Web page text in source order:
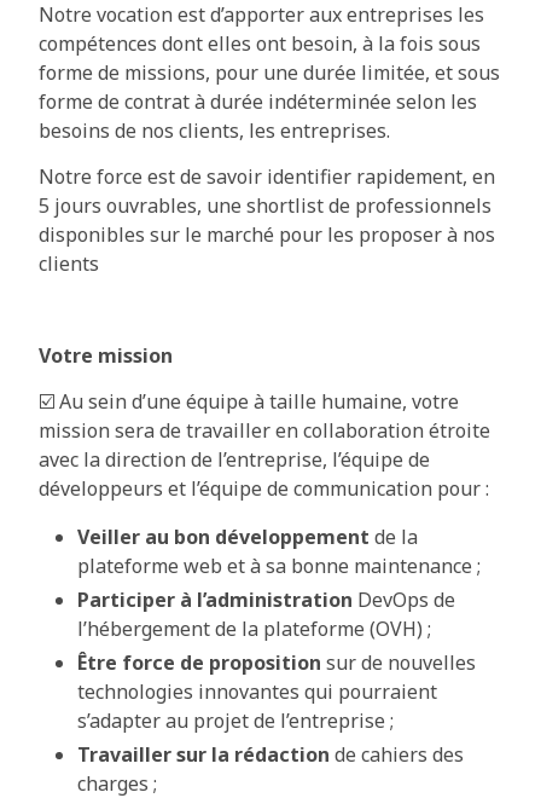
Notre vocation est d’apporter aux entreprises les
compétences dont elles ont besoin, à la fois sous
forme de missions, pour une durée limitée, et sous
forme de contrat à durée indéterminée selon les
besoins de nos clients, les entreprises.
Notre force est de savoir identifier rapidement, en
5 jours ouvrables, une shortlist de professionnels
disponibles sur le marché pour les proposer à nos
clients
Votre mission
☑️Au sein d’une équipe à taille humaine, votre
mission sera de travailler en collaboration étroite
avec la direction de l’entreprise, l’équipe de
développeurs et l’équipe de communication pour :
Veiller au bon développement de la
plateforme web et à sa bonne maintenance ;
Participer à l’administration DevOps de
l’hébergement de la plateforme (OVH) ;
Être force de proposition sur de nouvelles
technologies innovantes qui pourraient
s’adapter au projet de l’entreprise ;
Travailler sur la rédaction de cahiers des
charges ;